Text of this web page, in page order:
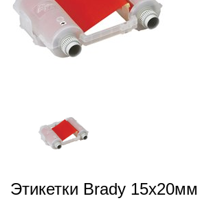
Этикетки Brady 15x20мм